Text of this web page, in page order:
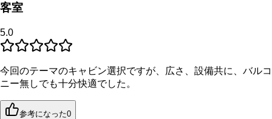
客室
5.0
今回のテーマのキャビン選択ですが、広さ、設備共に、バルコ
ニー無しでも十分快適でした。
参考になった0